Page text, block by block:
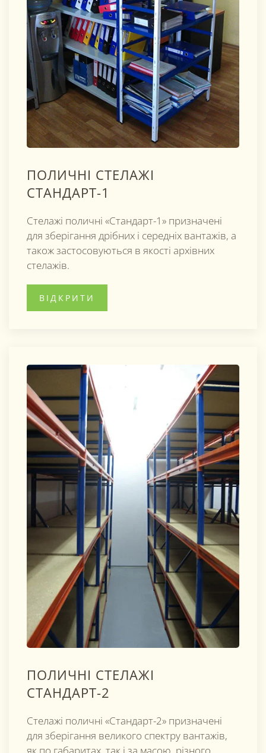
ПОЛИЧНІ СТЕЛАЖІ
СТАНДАРТ-1
Стелажі поличні «Стандарт-1» призначені
для зберігання дрібних і середніх вантажів, а
також застосовуються в якості архівних
стелажів.
ВІДКРИТИ
ПОЛИЧНІ СТЕЛАЖІ
СТАНДАРТ-2
Стелажі поличні «Стандарт-2» призначені
для зберігання великого спектру вантажів,